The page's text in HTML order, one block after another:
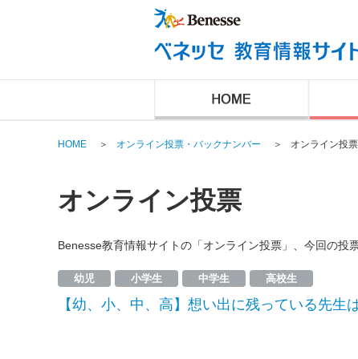
HOME ＞ オンライン投票・バックナンバー ＞ オンライン投票
オンライン投票
Benesse教育情報サイトの「オンライン投票」、今回の投
幼児 小学生 中学生 高校生
【幼、小、中、高】想い出に残っている先生